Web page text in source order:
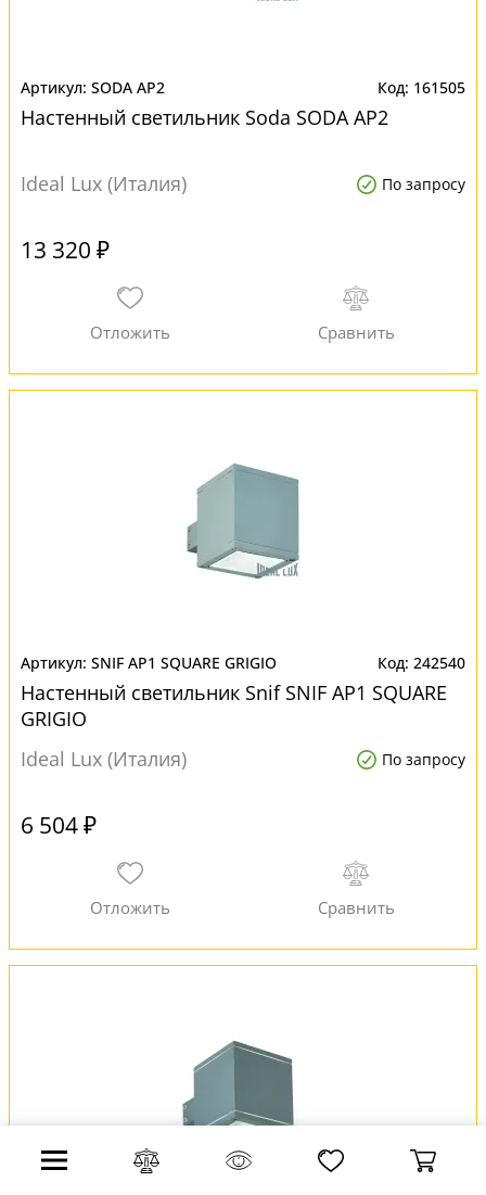
SODA AP2 161505
Настенный светильник Soda SODA AP2
Ideal Lux (Италия) По запросу
13 320 ₽
SNIF AP1 SQUARE GRIGIO 242540
Настенный светильник Snif SNIF AP1 SQUARE
GRIGIO
Ideal Lux (Италия)
По запросу
6 504 ₽